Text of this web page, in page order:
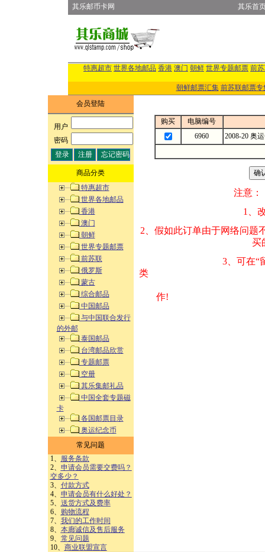
其乐邮币卡网 其乐首
特惠超市 世界各地邮品 香港 澳门 朝鲜 世界专题邮票 前
朝鲜邮票汇集 前苏联邮票专
会员登陆
用户:
密码:
商品分类
特惠超市
世界各地邮品
香港
澳门
朝鲜
世界专题邮票
前苏联
俄罗斯
蒙古
综合邮品
中国邮品
与中国联合发行
的外邮
泰国邮品
台湾邮品欣赏
专题邮票
空册
其乐集邮礼品
中国全套专题磁
卡
各国邮票目录
奥运纪念币
常见问题
1、
服务条款
2、 申请会员需要交费吗？
交多少？
3、 付款方式
4、 申请会员有什么好处？
5、 送货方式及费率
6、
购物流程
7、 我们的工作时间
8、 本廊诚信及售后服务
9、 常见问题
10、 商业联盟宣言
购买
电脑编号
6960
2008-20 奥
注意：
1、改变商品数量
2、假如此订单由
买的邮品的“
3、可在“
类 方式告之
作!